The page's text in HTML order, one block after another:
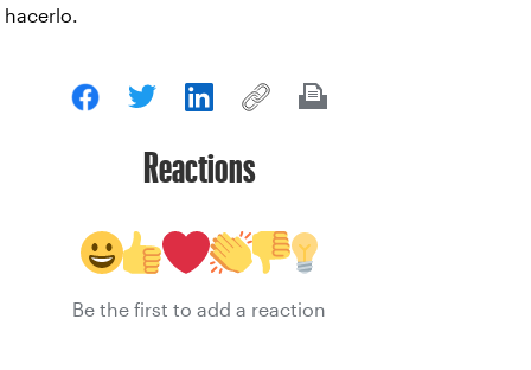
hacerlo.
Reactions
Be the first to add a reaction